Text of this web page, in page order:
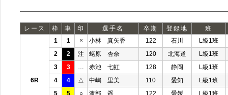
レース 枠 車 印 選手名 卒期 登録地 班
6R
1 1 × 小林 真矢香 122 石川
L級1班
2
2 注 蛯原 杏奈 120 北海道
L級1班
3
3 赤池 七虹 128 静岡
L級1班
4
4 △ 中嶋 里美 110 愛知
L級1班
5
5 ○ 渡部 遥 122 愛媛 L級1班